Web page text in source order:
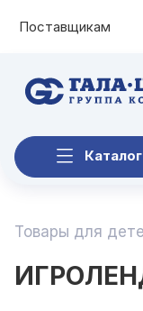
Поставщикам
Каталог
Товары для